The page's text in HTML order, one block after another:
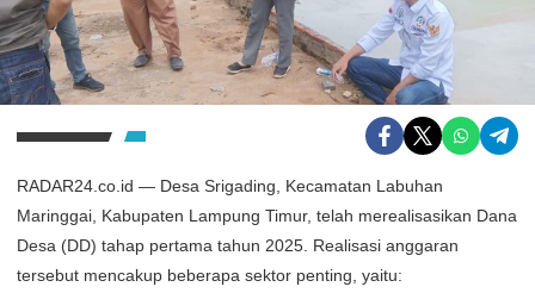
RADAR24.co.id — Desa Srigading, Kecamatan Labuhan
Maringgai, Kabupaten Lampung Timur, telah merealisasikan Dana
Desa (DD) tahap pertama tahun 2025. Realisasi anggaran
tersebut mencakup beberapa sektor penting, yaitu: